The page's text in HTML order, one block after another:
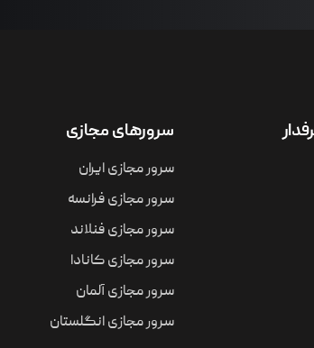
سرورهای مجازی
سرور مجازی ایران
سرور مجازی فرانسه
سرور مجازی فنلاند
سرور مجازی کانادا
سرور مجازی آلمان
سرور مجازی انگلستان